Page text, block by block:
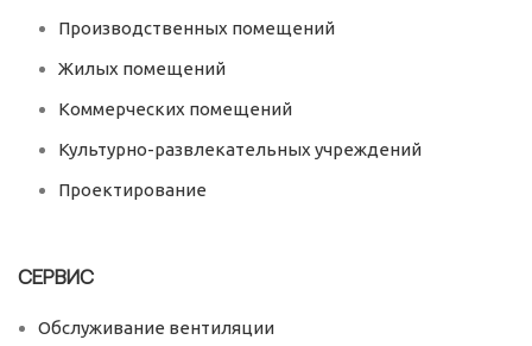
Производственных помещений
Жилых помещений
Коммерческих помещений
Культурно-развлекательных учреждений
Проектирование
СЕРВИС
Обслуживание вентиляции